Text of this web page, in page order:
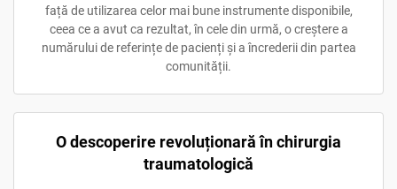
față de utilizarea celor mai bune instrumente disponibile,
ceea ce a avut ca rezultat, în cele din urmă, o creștere a
numărului de referințe de pacienți și a încrederii din partea
comunității.
O descoperire revoluționară în chirurgia
traumatologică